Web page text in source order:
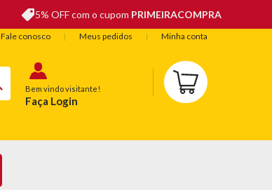
5% OFF com o cupom PRIMEIRACOMPRA
Fale conosco Meus pedidos Minha conta
Bem vindo visitante!
Faça Login